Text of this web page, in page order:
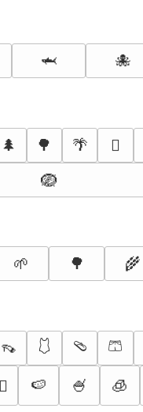
🦈 🐙
🌲 🌳 🌴 🪾
🪺
🌱 🌳 🌾
👡 🩱 🩴 🩳
🍉 🍧 🧊